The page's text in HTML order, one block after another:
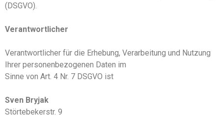
(DSGVO).
Verantwortlicher
Verantwortlicher für die Erhebung, Verarbeitung und Nutzung
Ihrer personenbezogenen Daten im
Sinne von Art. 4 Nr. 7 DSGVO ist
Sven Bryjak
Störtebekerstr. 9